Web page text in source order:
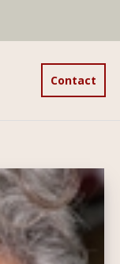
Contact